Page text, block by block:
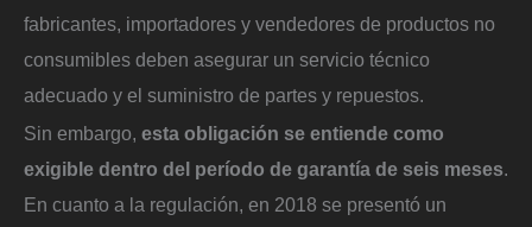
fabricantes, importadores y vendedores de productos no
consumibles deben asegurar un servicio técnico
adecuado y el suministro de partes y repuestos.
Sin embargo, esta obligación se entiende como
exigible dentro del período de garantía de seis meses
En cuanto a la regulación, en 2018 se presentó un